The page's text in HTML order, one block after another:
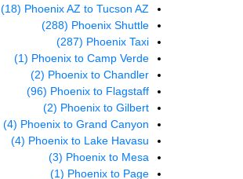
Phoenix AZ to Tucson AZ
(18)
Phoenix Shuttle
(288)
Phoenix Taxi
(287)
Phoenix to Camp Verde
(1)
Phoenix to Chandler
(2)
Phoenix to Flagstaff
(96)
Phoenix to Gilbert
(2)
Phoenix to Grand Canyon
(4)
Phoenix to Lake Havasu
(4)
Phoenix to Mesa
(3)
Phoenix to Page
(1)